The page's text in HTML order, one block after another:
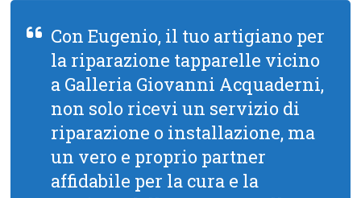
Con Eugenio, il tuo artigiano per
la riparazione tapparelle vicino
a Galleria Giovanni Acquaderni,
non solo ricevi un servizio di
riparazione o installazione, ma
un vero e proprio partner
affidabile per la cura e la